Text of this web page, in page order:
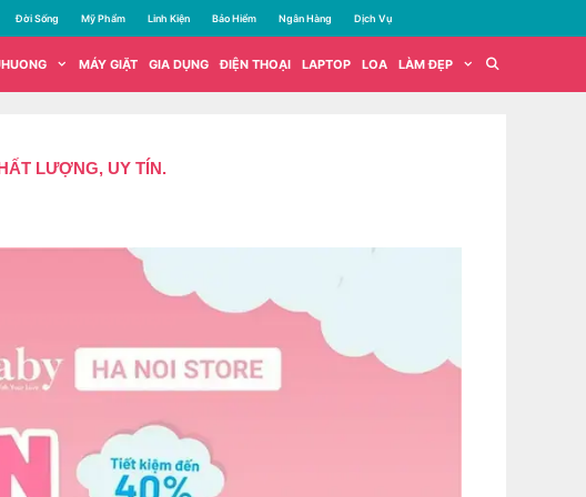
Đời Sống Mỹ Phẩm Linh Kiện Bảo Hiểm Ngân Hàng Dịch Vụ
MÁY GIẶT GIA DỤNG ĐIỆN THOẠI LAPTOP LOA LÀM ĐẸP
LƯỢNG, UY TÍN.